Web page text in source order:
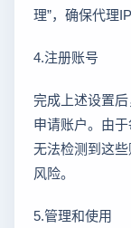
理”，确保代理IP
4.注册账号
完成上述设置
申请账户。由
无法检测到这
风险。
5.管理和使用